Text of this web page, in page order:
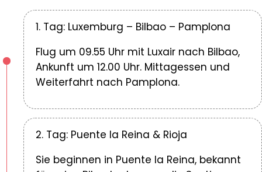
1. Tag: Luxemburg – Bilbao – Pamplona
Flug um 09.55 Uhr mit Luxair nach Bilbao,
Ankunft um 12.00 Uhr. Mittagessen und
Weiterfahrt nach Pamplona.
2. Tag: Puente la Reina & Rioja
Sie beginnen in Puente la Reina, bekannt